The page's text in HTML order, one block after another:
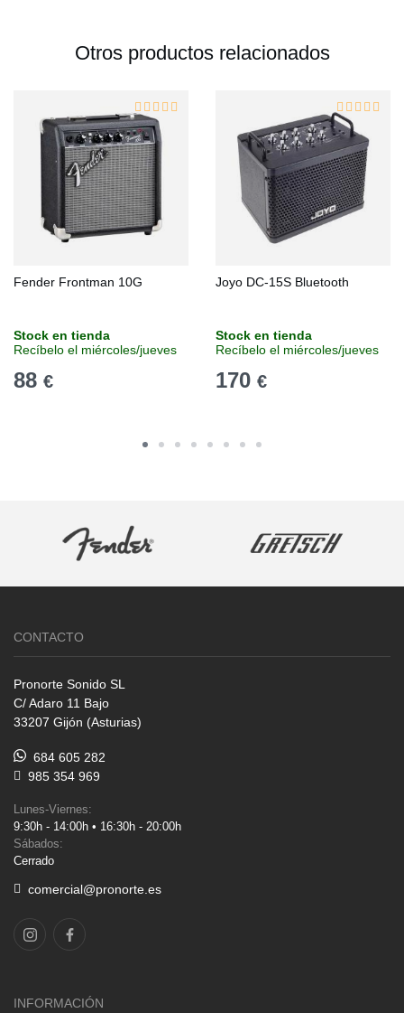
Otros productos relacionados
Fender Frontman 10G
Stock en tienda
Recíbelo el miércoles/jueves
88 €
Joyo DC-15S Bluetooth
Stock en tienda
Recíbelo el miércoles/jueves
170 €
CONTACTO
Pronorte Sonido SL
C/ Adaro 11 Bajo
33207 Gijón (Asturias)
684 605 282
985 354 969
Lunes-Viernes:
9:30h - 14:00h • 16:30h - 20:00h
Sábados:
Cerrado
comercial@pronorte.es
INFORMACIÓN